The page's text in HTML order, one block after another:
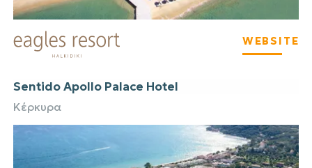
WEBSITE
Sentido Apollo Palace Hotel
Κέρκυρα